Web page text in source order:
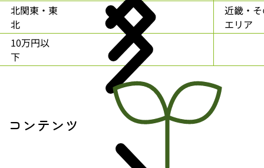
北関東・東
北
近畿・
エリア
10万円以
下
コンテンツ